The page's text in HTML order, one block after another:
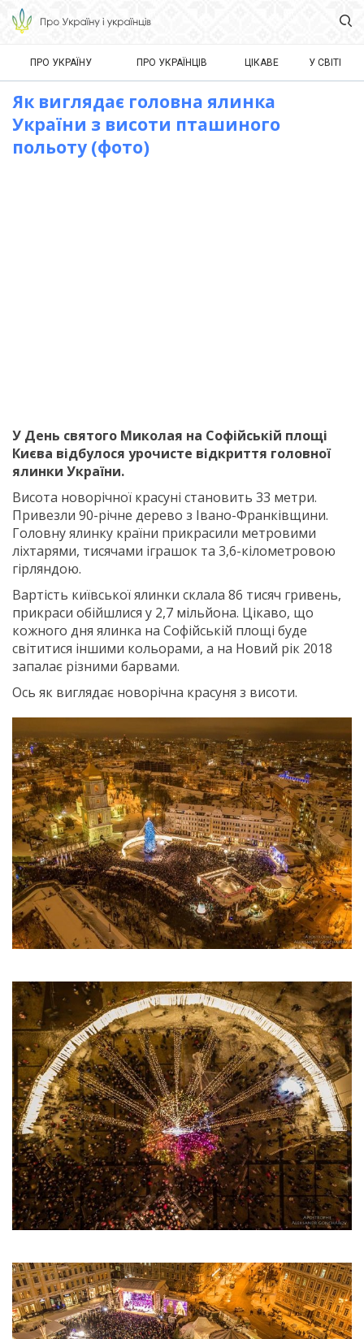
ПРО УКРАЇНУ ПРО УКРАЇНЦІВ ЦІКАВЕ У СВІТІ
Як виглядає головна ялинка
України з висоти пташиного
польоту (фото)
У День святого Миколая на Софійській площі
Києва відбулося урочисте відкриття головної
ялинки України.
Висота новорічної красуні становить 33 метри.
Привезли 90-річне дерево з Івано-Франківщини.
Головну ялинку країни прикрасили метровими
ліхтарями, тисячами іграшок та 3,6-кілометровою
гірляндою.
Вартість київської ялинки склала 86 тисяч гривень,
прикраси обійшлися у 2,7 мільйона. Цікаво, що
кожного дня ялинка на Софійській площі буде
світитися іншими кольорами, а на Новий рік 2018
запалає різними барвами.
Ось як виглядає новорічна красуня з висоти.